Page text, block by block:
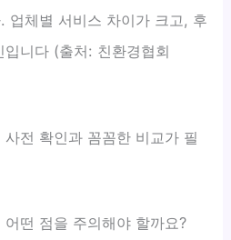
업체별 서비스 차이가 크고, 후
니다 (출처: 친환경협회
전 확인과 꼼꼼한 비교가 필
떤 점을 주의해야 할까요?